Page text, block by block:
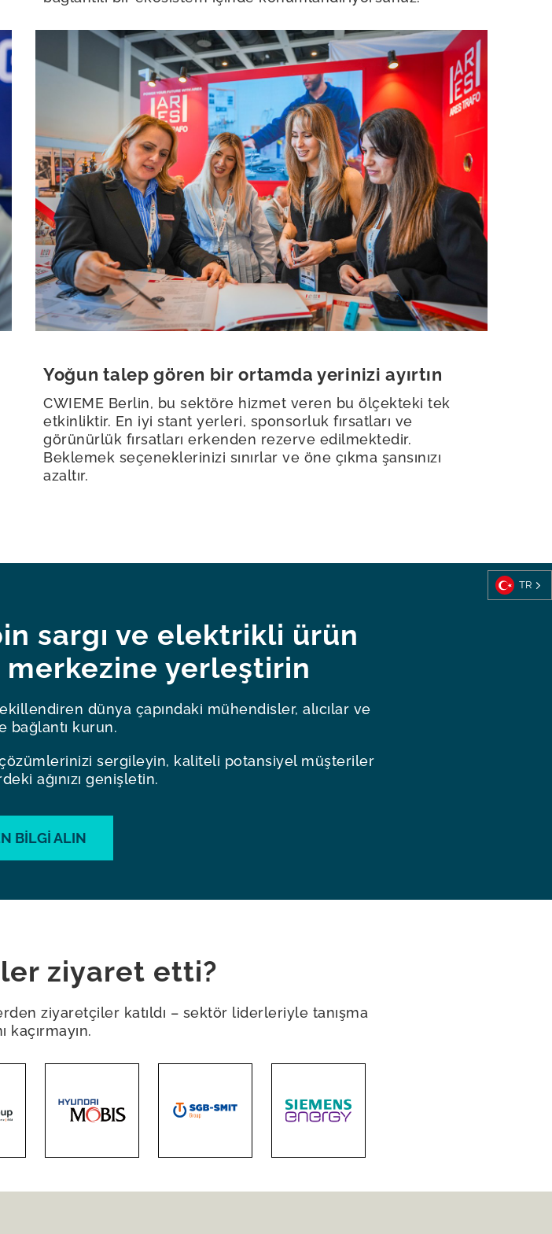
Yoğun talep gören bir ortamda yerinizi ayırtın
CWIEME Berlin, bu sektöre hizmet veren bu ölçekteki tek
etkinliktir. En iyi stant yerleri, sponsorluk fırsatları ve
görünürlük fırsatları erkenden rezerve edilmektedir.
Beklemek seçeneklerinizi sınırlar ve öne çıkma şansınızı
azaltır.
sargı ve elektrikli ürün
yerleştirin
dünya çapındaki mühendisler, alıcılar ve
bağlantı kurun.
sergileyin, kaliteli potansiyel müşteriler
ağınızı genişletin.
BILGI ALIN
ziyaret etti?
ziyaretçiler katıldı – sektör liderleriyle tanışma
kaçırmayın.
TR